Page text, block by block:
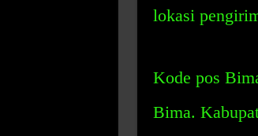
lokasi
Kode pos
Bima.